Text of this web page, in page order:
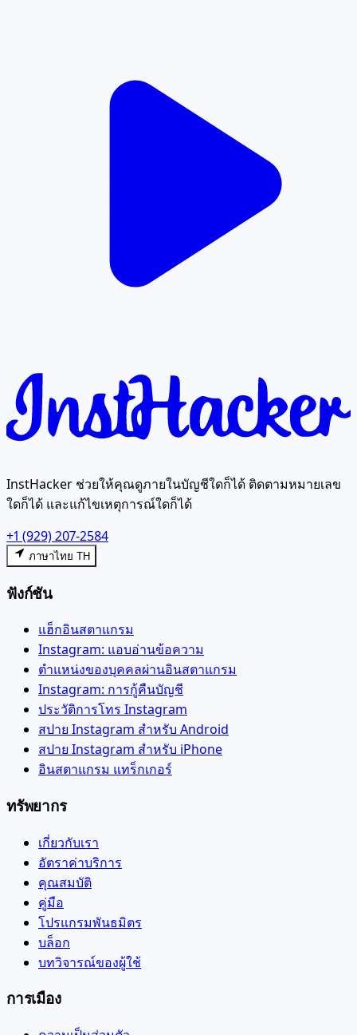
InstHacker ช่วยให้คุณดูภายในบัญชีใดก็ได้ ติดตามหมายเลข
ใดก็ได้ และแก้ไขเหตุการณ์ใดก็ได้
+1 (929) 207-2584
ภาษาไทย TH
ฟังก์ชัน
แฮ็กอินสตาแกรม
Instagram: แอบอ่านข้อความ
ตำแหน่งของบุคคลผ่านอินสตาแกรม
Instagram: การกู้คืนบัญชี
ประวัติการโทร Instagram
สปาย Instagram สำหรับ Android
สปาย Instagram สำหรับ iPhone
อินสตาแกรม แทร็กเกอร์
ทรัพยากร
เกี่ยวกับเรา
อัตราค่าบริการ
คุณสมบัติ
คู่มือ
โปรแกรมพันธมิตร
บล็อก
บทวิจารณ์ของผู้ใช้
การเมือง